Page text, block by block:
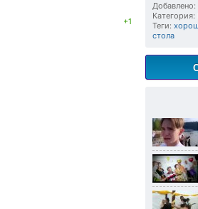
Категория:
Теги:
стола
+1